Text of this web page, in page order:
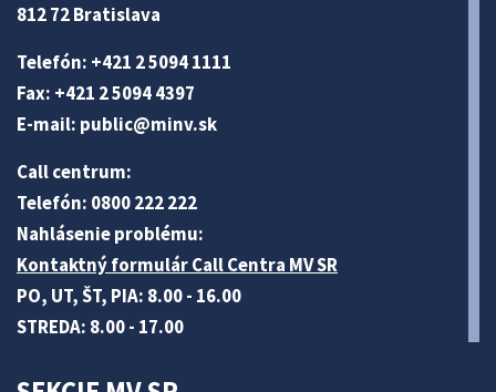
812 72 Bratislava
Telefón: +421 2 5094 1111
Fax: +421 2 5094 4397
E-mail: public@minv.sk
Call centrum:
Telefón: 0800 222 222
Nahlásenie problému:
Kontaktný formulár Call Centra MV SR
PO, UT, ŠT, PIA: 8.00 - 16.00
STREDA: 8.00 - 17.00